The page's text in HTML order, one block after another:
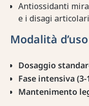
Antiossidanti
e i disagi
Modalità d’uso
Dosaggio
Fase intensiva
Mantenimento